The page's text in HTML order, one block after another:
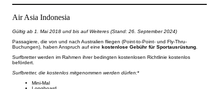
Air Asia Indonesia
Gültig ab 1. Mai 2018 und bis auf Weiteres (Stand: 26. September 2024)
Passagiere, die von und nach Australien fliegen (Point-to-Point- und Fly-Thru-
Buchungen), haben Anspruch auf einekostenlose Gebühr für Sportausrüstung.
Surfbretter werden im Rahmen ihrer bedingten kostenlosen Richtlinie kostenlos
befördert.
Surfbretter, die kostenlos mitgenommen werden dürfen:*
Mini-Mal